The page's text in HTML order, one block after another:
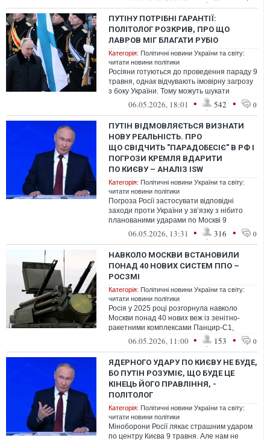
ПУТІНУ ПОТРІБНІ ГАРАНТІЇ:
ПОЛІТОЛОГ РОЗКРИВ, ПРО ЩО
ЛАВРОВ МІГ БЛАГАТИ РУБІО
Категорія: Політичні новини України та світу:
читати новини політики
Росіяни готуються до проведення параду 9
травня, однак відчувають імовірну загрозу
з боку України. Тому можуть шукати
підтримки та захисту у США.
06.05.2026, 18:01 • 542 • 0
ПУТІН ВІДМОВЛЯЄТЬСЯ ВИЗНАТИ
НОВУ РЕАЛЬНІСТЬ. ПРО
ЩО СВІДЧИТЬ "ПАРАДОБЕСІЄ" В РФ І
ПОГРОЗИ КРЕМЛЯ ВДАРИТИ
ПО КИЄВУ – АНАЛІЗ ISW
Категорія: Політичні новини України та світу:
читати новини політики
Погроза Росії застосувати відповідні
заходи проти України у зв’язку з нібито
планованими ударами по Москві 9
травня свідчить про те, що російський дик...
06.05.2026, 13:31 • 316 • 0
НАВКОЛО МОСКВИ ВСТАНОВИЛИ
ПОНАД 40 НОВИХ СИСТЕМ ППО –
РОСЗМІ
Категорія: Політичні новини України та світу:
читати новини політики
Росія у 2025 році розгорнула навколо
Москви понад 40 нових веж із зенітно-
ракетними комплексами Панцир-С1,
частину яких перекинули з інших регіонів.
06.05.2026, 11:00 • 153 • 0
ЯДЕРНОГО УДАРУ ПО КИЄВУ НЕ БУДЕ,
БО ПУТІН РОЗУМІЄ, ЩО БУДЕ ЦЕ
КІНЕЦЬ ЙОГО ПРАВЛІННЯ, -
ПОЛІТОЛОГ
Категорія: Політичні новини України та світу:
читати новини політики
Міноборони Росії лякає страшним ударом
по центру Києва 9 травня. Але нам не